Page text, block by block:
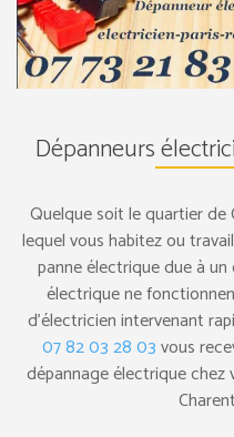
Dépanneurs
Quelque soit le quartier
lequel vous habitez ou
panne électrique due à
électrique ne
d’électricien intervenant
07 82 03 28 03vous
dépannage électrique